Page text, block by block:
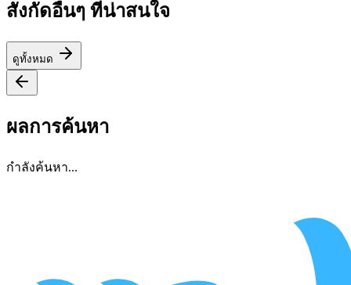
สังกัดอื่นๆ ที่น่าสนใจ
ดูทั้งหมด
ผลการค้นหา
กำลังค้นหา...